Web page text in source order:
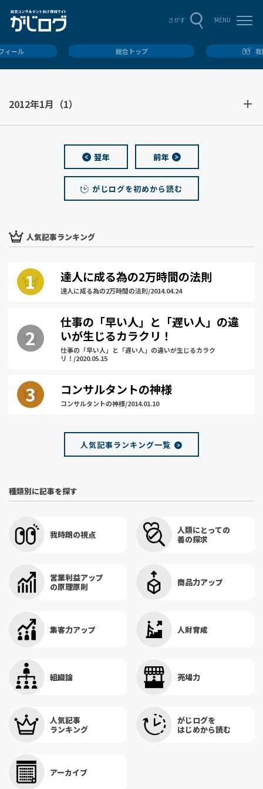
さがす MENU
ィール 総合トップ
2012年1月 （1）
前年
翌年
がじログを初めから読む
人気記事ランキング
達人に成る為の2万時間の法則
達人に成る為の2万時間の法則/2014.04.24
仕事の「早い人」と「遅い人」の違
いが生じるカラクリ！
仕事の「早い人」と「遅い人」の違いが生じるカラク
リ！/2020.05.15
コンサルタントの神様
コンサルタントの神様/2014.01.10
人気記事ランキング一覧
種類別に記事を探す
我時朗の視点
人類にとっての
善の探求
営業利益アップ
の原理原則
商品力アップ
集客力アップ 人財育成
組織論 売場力
人気記事
ランキング
がじログを
はじめから読む
アーカイブ